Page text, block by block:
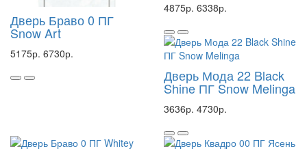
Дверь Браво 0 ПГ
Snow Art
5175р. 6730р.
4875р. 6338р.
Дверь Мода 22 Black
Shine ПГ Snow Melinga
3636р. 4730р.